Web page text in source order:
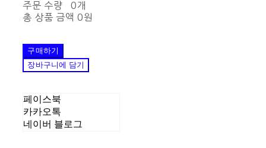
주문 수량
0개
총 상품 금액 0원
구매하기
장바구니에 담기
페이스북
카카오톡
네이버 블로그